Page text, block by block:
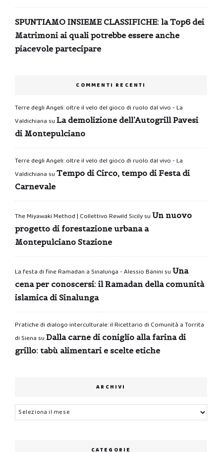
SPUNTIAMO INSIEME CLASSIFICHE: la Top6 dei
Matrimoni ai quali potrebbe essere anche
piacevole partecipare
COMMENTI RECENTI
Terre degli Angeli: oltre il velo del gioco di ruolo dal vivo - La
Valdichiana su La demolizione dell’Autogrill Pavesi
di Montepulciano
Terre degli Angeli: oltre il velo del gioco di ruolo dal vivo - La
Valdichiana su Tempo di Circo, tempo di Festa di
Carnevale
The Miyawaki Method | Collettivo Rewild Sicilysu Un nuovo
progetto di forestazione urbana a
Montepulciano Stazione
La festa di fine Ramadan a Sinalunga - Alessio Banini su Una
cena per conoscersi: il Ramadan della comunità
islamica di Sinalunga
Pratiche di dialogo interculturale: il Ricettario di Comunità a Torrita
di Siena su Dalla carne di coniglio alla farina di
grillo: tabù alimentari e scelte etiche
ARCHIVI
Archivi
CATEGORIE